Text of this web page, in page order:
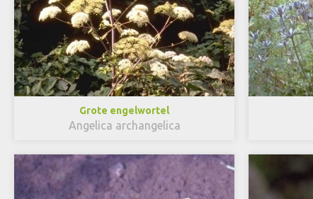
Grote engelwortel
Angelica archangelica